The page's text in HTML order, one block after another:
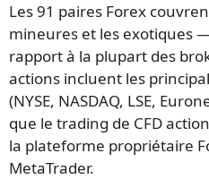
Les 91 paires Forex
mineures et les exotiques
rapport à la plupart des
actions incluent les
(NYSE, NASDAQ, LSE,
que le trading de CFD
la plateforme propriétaire
MetaTrader.